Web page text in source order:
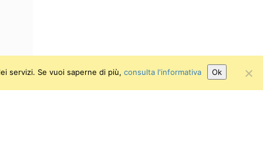
servizi. Se vuoi saperne di più, consulta l'informativa Ok